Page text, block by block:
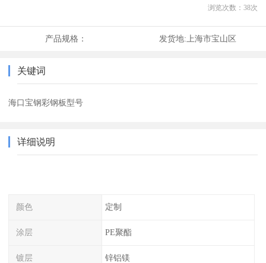
浏览次数： 38次
产品规格： 发货地: 上海市宝山区
关键词
海口宝钢彩钢板型号
详细说明
颜色 定制
涂层 PE聚酯
镀层 锌铝镁